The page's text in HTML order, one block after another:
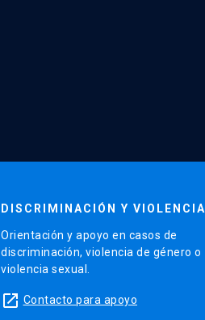
DISCRIMINACIÓN Y VIOLENCIA
Orientación y apoyo en casos de
discriminación, violencia de género o
violencia sexual.
launch Contacto para apoyo